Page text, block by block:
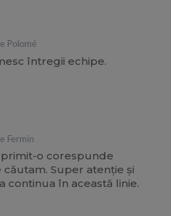
Polomé
întregii echipe.
Fermin
o corespunde
Super atenție și
continua în această linie.